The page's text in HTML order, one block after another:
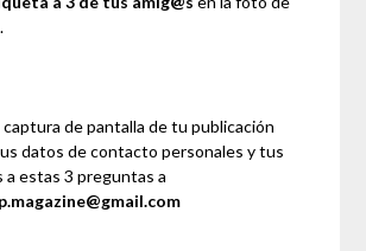
captura de pantalla de tu publicación
datos de contacto personales y tus
a estas 3 preguntas a